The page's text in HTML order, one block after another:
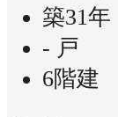
築31年
- 戸
6階建